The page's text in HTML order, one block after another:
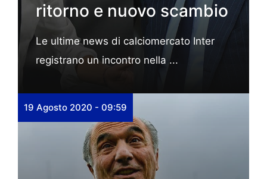
ritorno e nuovo scambio
Le ultime news di calciomercato Inter
registrano un incontro nella ...
19 Agosto 2020 - 09:59